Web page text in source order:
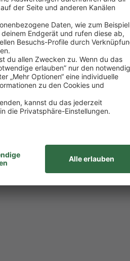
vertraut
Kassenabrechnung läuft